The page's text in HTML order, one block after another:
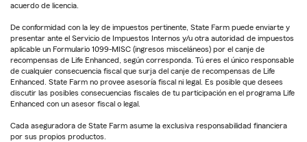
acuerdo de licencia.
De conformidad con la ley de impuestos pertinente, State Farm puede enviarte y
presentar ante el Servicio de Impuestos Internos y/u otra autoridad de impuestos
aplicable un Formulario 1099-MISC (ingresos misceláneos) por el canje de
recompensas de Life Enhanced, según corresponda. Tú eres el único responsable
de cualquier consecuencia fiscal que surja del canje de recompensas de Life
Enhanced. State Farm no provee asesoría fiscal ni legal. Es posible que desees
discutir las posibles consecuencias fiscales de tu participación en el programa Life
Enhanced con un asesor fiscal o legal.
Cada aseguradora de State Farm asume la exclusiva responsabilidad financiera
por sus propios productos.